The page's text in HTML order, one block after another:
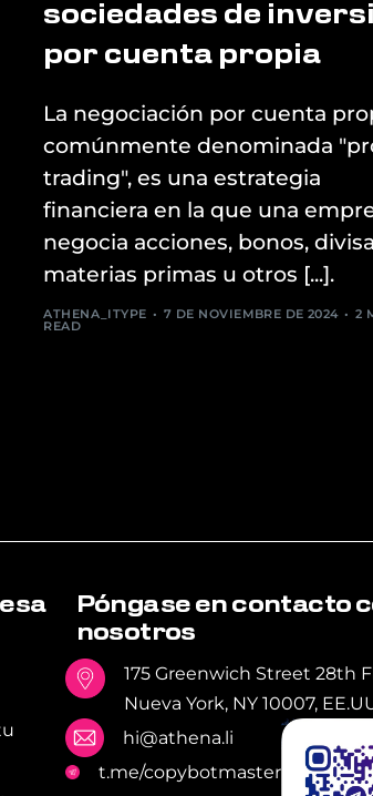
sociedades de
por cuenta propia
La negociación por cuenta
comúnmente denominada
trading", es una estrategia
financiera en la que una
negocia acciones, bonos,
materias primas u otros [...].
ATHENA_ITYPE 7 DE NOVIEMBRE DE 2024 2
READ
Póngase en contacto
nosotros
175 Greenwich Street 28th
Nueva York, NY 10007,
hi@athena.li
t.me/copybotmaster